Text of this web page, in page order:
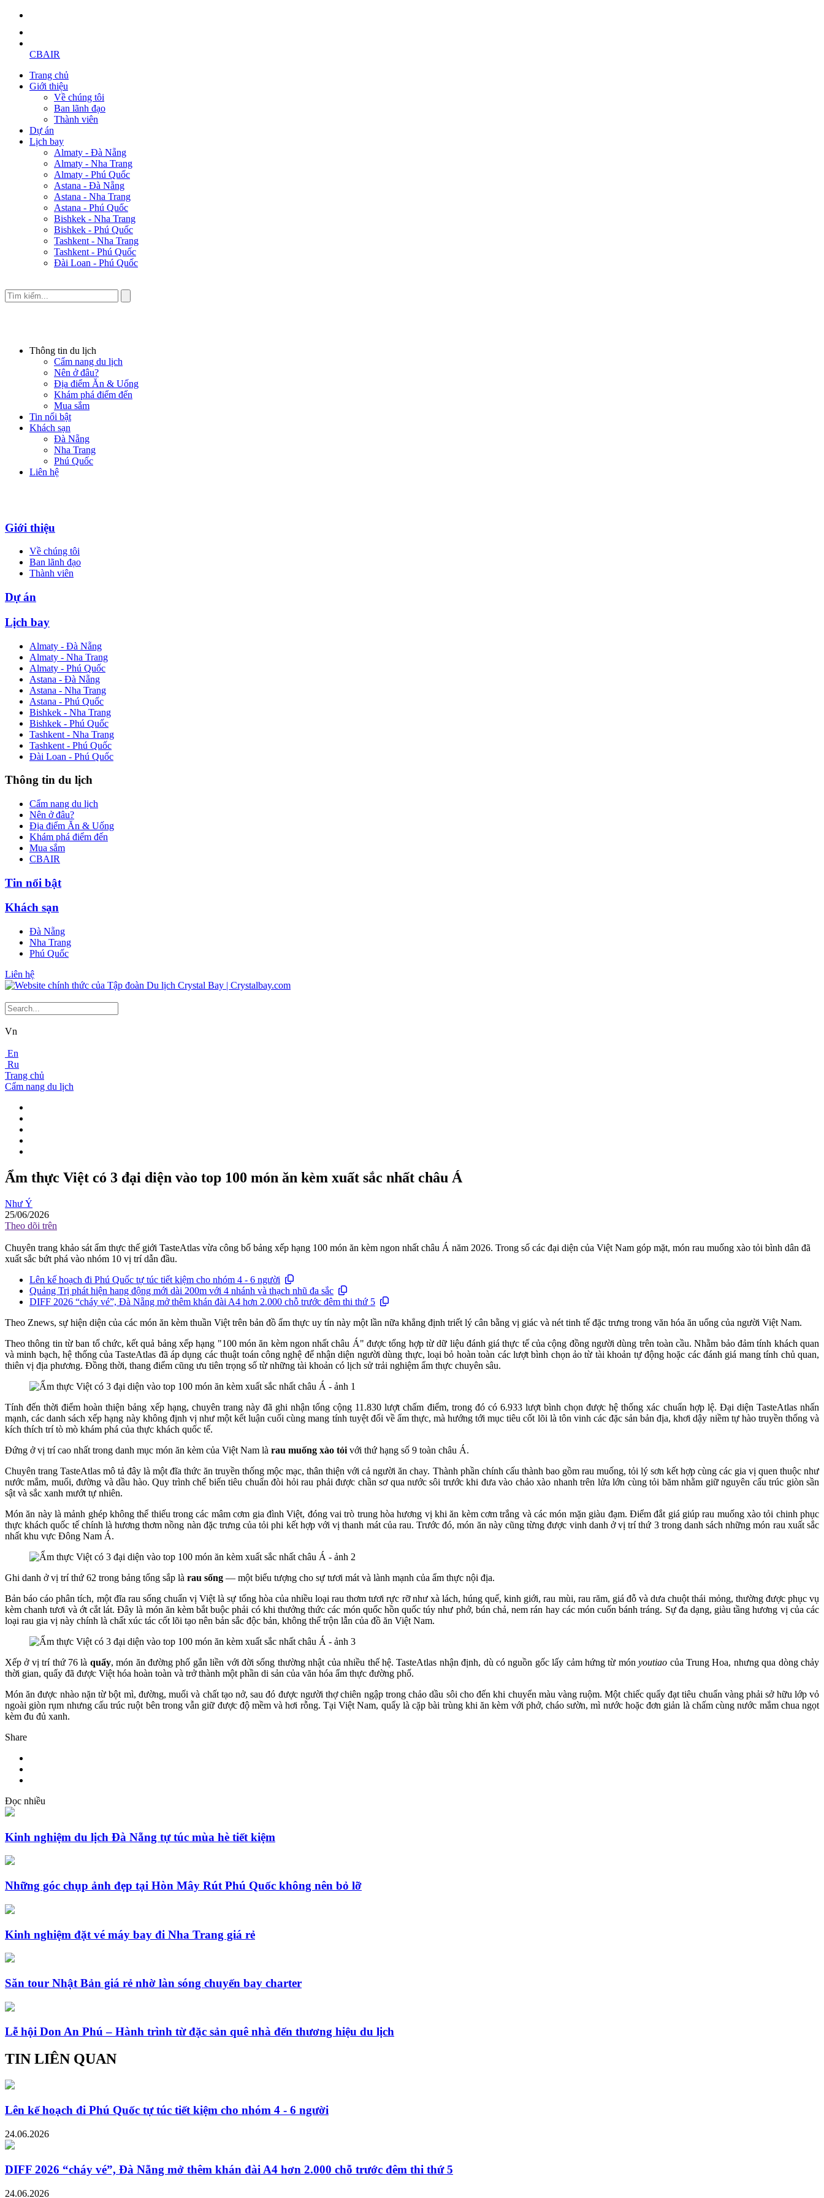
CBAIR
Trang chủ
Giới thiệu
Về chúng tôi
Ban lãnh đạo
Thành viên
Dự án
Lịch bay
Almaty - Đà Nẵng
Almaty - Nha Trang
Almaty - Phú Quốc
Astana - Đà Nẵng
Astana - Nha Trang
Astana - Phú Quốc
Bishkek - Nha Trang
Bishkek - Phú Quốc
Tashkent - Nha Trang
Tashkent - Phú Quốc
Đài Loan - Phú Quốc
Thông tin du lịch
Cẩm nang du lịch
Nên ở đâu?
Địa điểm Ăn & Uống
Khám phá điểm đến
Mua sắm
Tin nổi bật
Khách sạn
Đà Nẵng
Nha Trang
Phú Quốc
Liên hệ
Giới thiệu
Về chúng tôi
Ban lãnh đạo
Thành viên
Dự án
Lịch bay
Almaty - Đà Nẵng
Almaty - Nha Trang
Almaty - Phú Quốc
Astana - Đà Nẵng
Astana - Nha Trang
Astana - Phú Quốc
Bishkek - Nha Trang
Bishkek - Phú Quốc
Tashkent - Nha Trang
Tashkent - Phú Quốc
Đài Loan - Phú Quốc
Thông tin du lịch
Cẩm nang du lịch
Nên ở đâu?
Địa điểm Ăn & Uống
Khám phá điểm đến
Mua sắm
CBAIR
Tin nổi bật
Khách sạn
Đà Nẵng
Nha Trang
Phú Quốc
Liên hệ
Vn
En
Ru
Trang chủ
Cẩm nang du lịch
Ẩm thực Việt có 3 đại diện vào top 100 món ăn kèm xuất sắc nhất châu Á
Như Ý
25/06/2026
Theo dõi trên
Chuyên trang khảo sát ẩm thực thế giới TasteAtlas vừa công bố bảng xếp hạng 100 món ăn kèm ngon nhất châu Á năm 2026. Trong số các đại diện của Việt Nam góp mặt, món rau muống xào tỏi bình dân đã
xuất sắc bứt phá vào nhóm 10 vị trí dẫn đầu.
Lên kế hoạch đi Phú Quốc tự túc tiết kiệm cho nhóm 4 - 6 người
Quảng Trị phát hiện hang động mới dài 200m với 4 nhánh và thạch nhũ đa sắc
DIFF 2026 “cháy vé”, Đà Nẵng mở thêm khán đài A4 hơn 2.000 chỗ trước đêm thi thứ 5
Theo Znews, sự hiện diện của các món ăn kèm thuần Việt trên bản đồ ẩm thực uy tín này một lần nữa khẳng định triết lý cân bằng vị giác và nét tinh tế đặc trưng trong văn hóa ăn uống của người Việt Nam.
Theo thông tin từ ban tổ chức, kết quả bảng xếp hạng "100 món ăn kèm ngon nhất châu Á" được tổng hợp từ dữ liệu đánh giá thực tế của cộng đồng người dùng trên toàn cầu. Nhằm bảo đảm tính khách quan
và minh bạch, hệ thống của TasteAtlas đã áp dụng các thuật toán công nghệ để nhận diện người dùng thực, loại bỏ hoàn toàn các lượt bình chọn ảo từ tài khoản tự động hoặc các đánh giá mang tính chủ quan,
thiên vị địa phương. Đồng thời, thang điểm cũng ưu tiên trọng số từ những tài khoản có lịch sử trải nghiệm ẩm thực chuyên sâu.
Tính đến thời điểm hoàn thiện bảng xếp hạng, chuyên trang này đã ghi nhận tổng cộng 11.830 lượt chấm điểm, trong đó có 6.933 lượt bình chọn được hệ thống xác chuẩn hợp lệ. Đại diện TasteAtlas nhấn
mạnh, các danh sách xếp hạng này không định vị như một kết luận cuối cùng mang tính tuyệt đối về ẩm thực, mà hướng tới mục tiêu cốt lõi là tôn vinh các đặc sản bản địa, khơi dậy niềm tự hào truyền thống và
kích thích trí tò mò khám phá của thực khách quốc tế.
Đứng ở vị trí cao nhất trong danh mục món ăn kèm của Việt Nam là rau muống xào tỏi với thứ hạng số 9 toàn châu Á.
Chuyên trang TasteAtlas mô tả đây là một đĩa thức ăn truyền thống mộc mạc, thân thiện với cả người ăn chay. Thành phần chính cấu thành bao gồm rau muống, tỏi lý sơn kết hợp cùng các gia vị quen thuộc như
nước mắm, muối, đường và dầu hào. Quy trình chế biến tiêu chuẩn đòi hỏi rau phải được chần sơ qua nước sôi trước khi đưa vào chảo xào nhanh trên lửa lớn cùng tỏi băm nhằm giữ nguyên cấu trúc giòn sần
sật và sắc xanh mướt tự nhiên.
Món ăn này là mảnh ghép không thể thiếu trong các mâm cơm gia đình Việt, đóng vai trò trung hòa hương vị khi ăn kèm cơm trắng và các món mặn giàu đạm. Điểm đắt giá giúp rau muống xào tỏi chinh phục
thực khách quốc tế chính là hương thơm nồng nàn đặc trưng của tỏi phi kết hợp với vị thanh mát của rau. Trước đó, món ăn này cũng từng được vinh danh ở vị trí thứ 3 trong danh sách những món rau xuất sắc
nhất khu vực Đông Nam Á.
Ghi danh ở vị trí thứ 62 trong bảng tổng sắp là rau sống — một biểu tượng cho sự tươi mát và lành mạnh của ẩm thực nội địa.
Bản báo cáo phân tích, một đĩa rau sống chuẩn vị Việt là sự tổng hòa của nhiều loại rau thơm tươi rực rỡ như xà lách, húng quế, kinh giới, rau mùi, rau răm, giá đỗ và dưa chuột thái mỏng, thường được phục vụ
kèm chanh tươi và ớt cắt lát. Đây là món ăn kèm bắt buộc phải có khi thưởng thức các món quốc hồn quốc túy như phở, bún chả, nem rán hay các món cuốn bánh tráng. Sự đa dạng, giàu tầng hương vị của các
loại rau gia vị này chính là chất xúc tác cốt lõi tạo nên bản sắc độc bản, không thể trộn lẫn của đồ ăn Việt Nam.
Xếp ở vị trí thứ 76 là quẩy, món ăn đường phố gắn liền với đời sống thường nhật của nhiều thế hệ. TasteAtlas nhận định, dù có nguồn gốc lấy cảm hứng từ mónyoutiao của Trung Hoa, nhưng qua dòng chảy
thời gian, quẩy đã được Việt hóa hoàn toàn và trở thành một phần di sản của văn hóa ẩm thực đường phố.
Món ăn được nhào nặn từ bột mì, đường, muối và chất tạo nở, sau đó được người thợ chiên ngập trong chảo dầu sôi cho đến khi chuyển màu vàng ruộm. Một chiếc quẩy đạt tiêu chuẩn vàng phải sở hữu lớp vỏ
ngoài giòn rụm nhưng cấu trúc ruột bên trong vẫn giữ được độ mềm và hơi rỗng. Tại Việt Nam, quẩy là cặp bài trùng khi ăn kèm với phở, cháo sườn, mì nước hoặc đơn giản là chấm cùng nước mắm chua ngọt
kèm đu đủ xanh.
Share
Đọc nhiều
Kinh nghiệm du lịch Đà Nẵng tự túc mùa hè tiết kiệm
Những góc chụp ảnh đẹp tại Hòn Mây Rút Phú Quốc không nên bỏ lỡ
Kinh nghiệm đặt vé máy bay đi Nha Trang giá rẻ
Săn tour Nhật Bản giá rẻ nhờ làn sóng chuyến bay charter
Lễ hội Don An Phú – Hành trình từ đặc sản quê nhà đến thương hiệu du lịch
TIN LIÊN QUAN
Lên kế hoạch đi Phú Quốc tự túc tiết kiệm cho nhóm 4 - 6 người
24.06.2026
DIFF 2026 “cháy vé”, Đà Nẵng mở thêm khán đài A4 hơn 2.000 chỗ trước đêm thi thứ 5
24.06.2026